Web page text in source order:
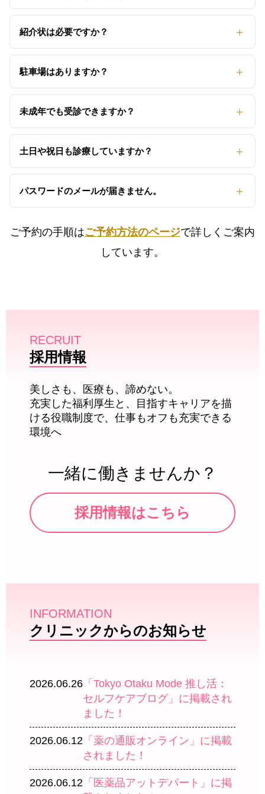
紹介状は必要ですか？
駐車場はありますか？
未成年でも受診できますか？
土日や祝日も診療していますか？
パスワードのメールが届きません。
ご予約の手順はご予約方法のページで詳しくご案内
しています。
RECRUIT
採用情報
美しさも、医療も、諦めない。
充実した福利厚生と、目指すキャリアを描
ける役職制度で、仕事もオフも充実できる
環境へ
一緒に働きませんか？
採用情報はこちら
INFORMATION
クリニックからのお知らせ
2026.06.26 「Tokyo Otaku Mode 推し活：
セルフケアブログ」に掲載され
ました！
2026.06.12 「薬の通販オンライン」に掲載
されました！
2026.06.12 「医薬品アットデパート」に掲